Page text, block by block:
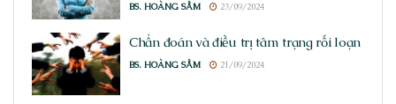
BS. HOÀNG SẦM 23/09/2024
Chẩn đoán và điều trị tâm trạng rối loạn
BS. HOÀNG SẦM 21/09/2024